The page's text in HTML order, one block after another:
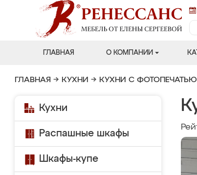
ГЛАВНАЯ О КОМПАНИИ
ГЛАВНАЯ → КУХНИ → КУХНИ С ФОТОПЕЧАТЬЮ
Кухни
Распашные шкафы
Шкафы-купе